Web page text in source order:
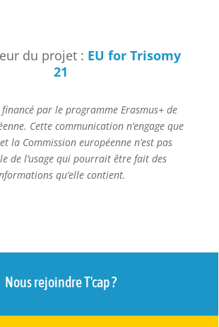
du projet : EU for Trisomy
21
par le programme Erasmus+ de
Cette communication n’engage que
la Commission européenne n’est pas
de l’usage qui pourrait être fait des
qu’elle contient.
Nous rejoindre T'cap ?